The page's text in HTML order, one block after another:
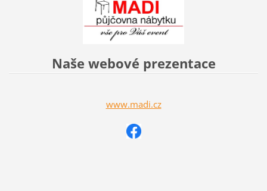
Naše webové prezentace
www.madi.cz